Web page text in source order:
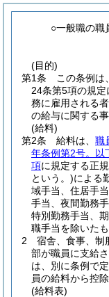
○一般職の職
(目的)
第1条
この条例は
24条第5項の規
務に雇用される
の給与に関する
(給料)
第2条
給料は、 職
年条例第2号。以
項に規定する正
という。)による
域手当、住居手
手当、夜間勤務
特別勤務手当、
職手当を除いたも
2
宿舎、食事、制
部が職員に支給
は、別に条例で
員の給料から控除
(給料表)